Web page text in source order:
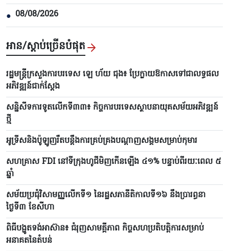
● 08/08/2026
អាន/ស្តាប់ច្រើនបំផុត
រដ្ឋមន្ត្រីក្រសួងការបរទេស ឡេ ហ័យ ជុង៖ ប្រែក្លាយឱកាសទៅជាលទ្ធផល
អភិវឌ្ឍន៍ជាក់ស្តែង
សន្និសីទការទូតលើកទី៣៣៖ កិច្ចការបរទេសស្ថាបនាយុគសម័យអភិវឌ្ឍន៍
ថ្មី
អូទ្រីសនិងប៉ូឡូញរឹតបន្តឹងការគ្រប់គ្រងបណ្តាញសង្គមសម្រាប់កុមារ
សហគ្រាស FDI នៅទីក្រុងហូជីមិញកើនឡើង ៤១% បន្ទាប់ពីរយៈពេល ៥
ឆ្នាំ
សម័យប្រជុំវិសាមញ្ញលើកទី១ នៃរដ្ឋសភានីតិកាលទី១៦ នឹងប្រារព្ធនា
ថ្ងៃទី៣ ខែសីហា
ពិធីបង្ហូតទង់អាស៊ាន៖ ជំរុញសាមគ្គីភាព កិច្ចសហប្រតិបត្តិការសម្រាប់
អនាគតនៃតំបន់